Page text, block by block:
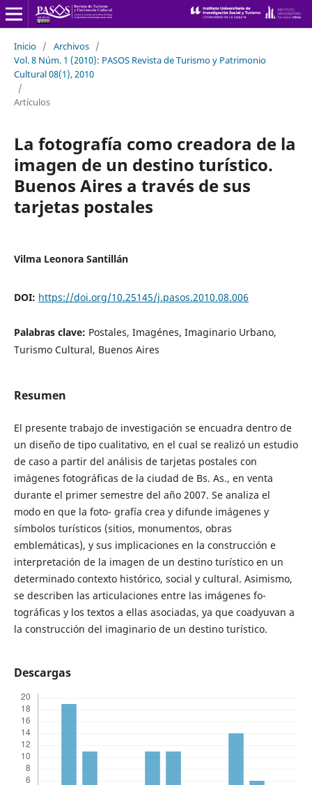
Inicio / Archivos /
Vol. 8 Núm. 1 (2010): PASOS Revista de Turismo y Patrimonio
Cultural 08(1), 2010
/
Artículos
La fotografía como creadora de la
imagen de un destino turístico.
Buenos Aires a través de sus
tarjetas postales
Vilma Leonora Santillán
DOI: https://doi.org/10.25145/j.pasos.2010.08.006
Palabras clave: Postales, Imagénes, Imaginario Urbano,
Turismo Cultural, Buenos Aires
Resumen
El presente trabajo de investigación se encuadra dentro de
un diseño de tipo cualitativo, en el cual se realizó un estudio
de caso a partir del análisis de tarjetas postales con
imágenes fotográficas de la ciudad de Bs. As., en venta
durante el primer semestre del año 2007. Se analiza el
modo en que la foto- grafía crea y difunde imágenes y
símbolos turísticos (sitios, monumentos, obras
emblemáticas), y sus implicaciones en la construcción e
interpretación de la imagen de un destino turístico en un
determinado contexto histórico, social y cultural. Asimismo,
se describen las articulaciones entre las imágenes fo-
tográficas y los textos a ellas asociadas, ya que coadyuvan a
la construcción del imaginario de un destino turístico.
Descargas